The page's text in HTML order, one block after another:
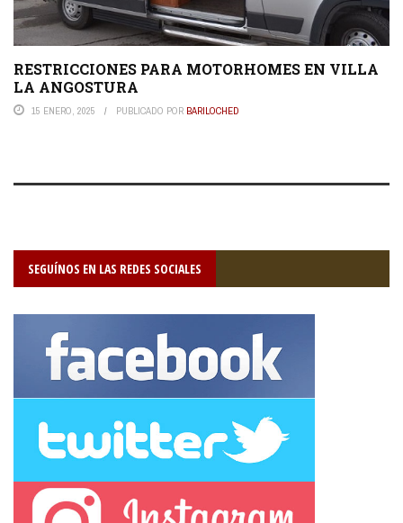
RESTRICCIONES PARA MOTORHOMES EN VILLA
LA ANGOSTURA
15 ENERO, 2025 PUBLICADO POR BARILOCHED
SEGUÍNOS EN LAS REDES SOCIALES